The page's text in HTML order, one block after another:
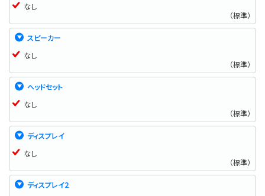
なし
（標準）
スピーカー
なし
（標準）
ヘッドセット
なし
（標準）
ディスプレイ
なし
（標準）
ディスプレイ2